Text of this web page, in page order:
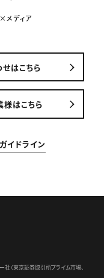
メディア
はこちら
様はこちら
イドライン
社（東京証券取引所プライム市場、